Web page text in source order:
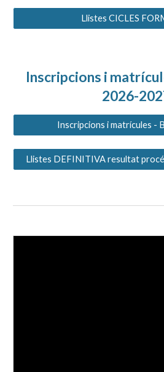
Llistes CICLES
Inscripcions i
2026-
Inscripcions i matrícules -
Llistes DEFINITIVA resultat